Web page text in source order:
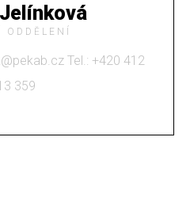
ODDĚLENÍ
Tel.: +420 412
359